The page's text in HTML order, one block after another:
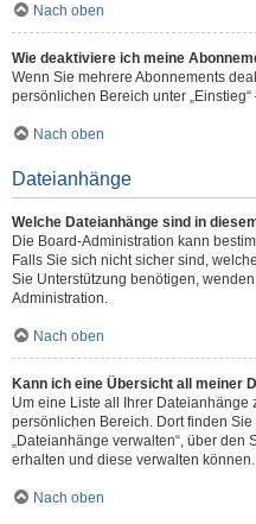
Nach oben
Wie deaktiviere ich meine
Wenn Sie mehrere Abonnements
persönlichen Bereich unter
Nach oben
Dateianhänge
Welche Dateianhänge sind in
Die Board-Administration kann
Falls Sie sich nicht sicher sind,
Sie Unterstützung benötigen,
Administration.
Nach oben
Kann ich eine Übersicht all meiner
Um eine Liste all Ihrer Dateianhänge
persönlichen Bereich. Dort finden Sie
„Dateianhänge verwalten“, über den
erhalten und diese verwalten können.
Nach oben